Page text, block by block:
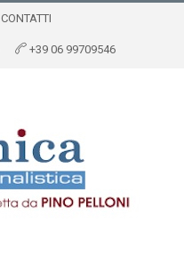
CONTATTI
+39 06 99709546